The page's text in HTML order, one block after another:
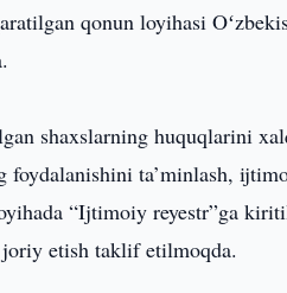
qonun loyihasi
shaxslarning huquqlarini
foydalanishini ta’minlash,
“Ijtimoiy reyestr”ga
etish taklif etilmoqda.